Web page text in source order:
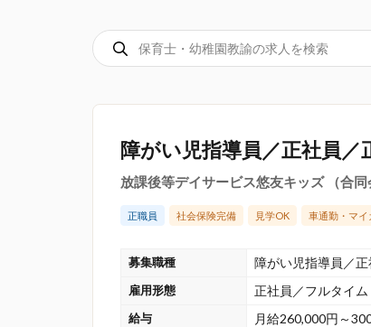
障がい児指導員／正社員
放課後等デイサービス悠友キッズ （合同
正職員 社会保険完備 見学OK 車通勤・マイ
募集職種 障がい児指導員／正
雇用形態 正社員／フルタイム
給与 月給260,000円～